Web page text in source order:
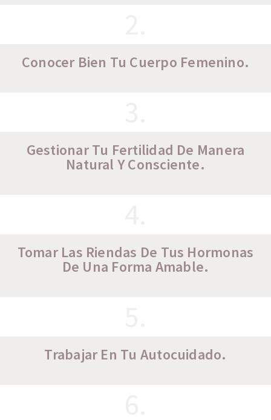
Conocer Bien Tu Cuerpo Femenino.
Gestionar Tu Fertilidad De Manera
Natural Y Consciente.
Tomar Las Riendas De Tus Hormonas
De Una Forma Amable.
Trabajar En Tu Autocuidado.